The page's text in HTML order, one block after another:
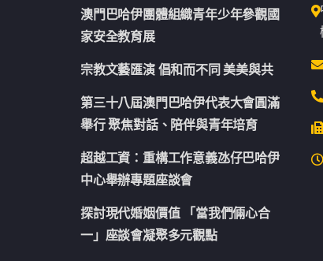
澳門巴哈伊團體組織青年少年參觀國
家安全教育展
宗教文藝匯演 倡和而不同 美美與共
第三十八屆澳門巴哈伊代表大會圓滿
舉行 聚焦對話、陪伴與青年培育
超越工資：重構工作意義氹仔巴哈伊
中心舉辦專題座談會
探討現代婚姻價值 「當我們倆心合
一」座談會凝聚多元觀點